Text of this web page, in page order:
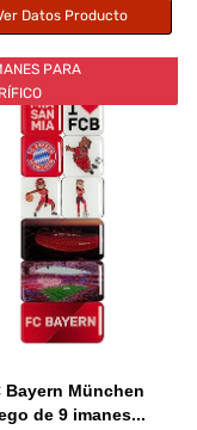
Datos Producto
PARA
Bayern München
de 9 imanes...